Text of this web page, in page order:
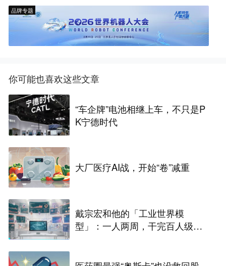
品牌专题
你可能也喜欢这些文章
“车企牌”电池相继上车，不只是P
K宁德时代
大厂医疗AI战，开始“卷”减重
戴宗宏和他的「工业世界模
型」：一人两周，干完百人级定